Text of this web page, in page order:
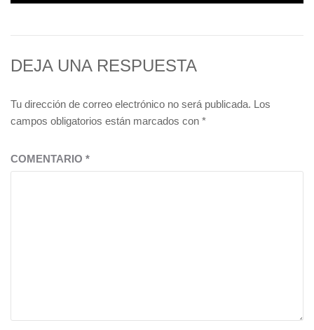
DEJA UNA RESPUESTA
Tu dirección de correo electrónico no será publicada. Los
campos obligatorios están marcados con *
COMENTARIO *